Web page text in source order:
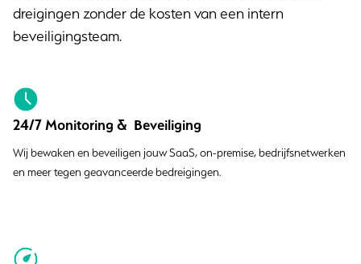
dreigingen zonder de kosten van een intern
beveiligingsteam.
24/7 Monitoring & Beveiliging
Wij bewaken en beveiligen jouw SaaS, on-premise, bedrijfsnetwerken
en meer tegen geavanceerde bedreigingen.